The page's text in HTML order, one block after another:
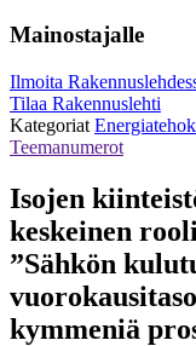
Mainostajalle
Ilmoita
Tilaa Rakennuslehti
Kategoriat
Teemanumerot
Isojen
keskeinen
”Sähkön
kymmeniä